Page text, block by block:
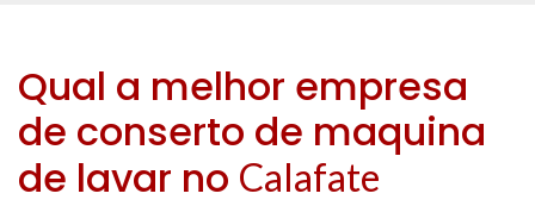
Qual a melhor empresa
de conserto de maquina
de lavar no Calafate